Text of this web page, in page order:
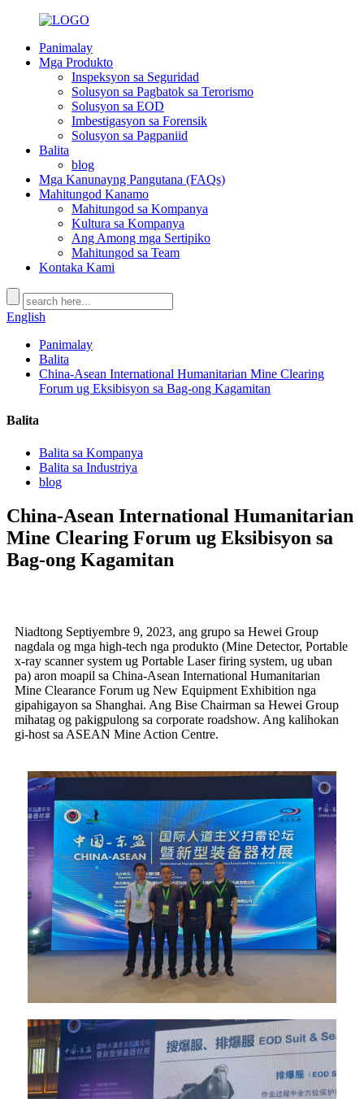
Panimalay
Mga Produkto
Inspeksyon sa Seguridad
Solusyon sa Pagbatok sa Terorismo
Solusyon sa EOD
Imbestigasyon sa Forensik
Solusyon sa Pagpaniid
Balita
blog
Mga Kanunayng Pangutana (FAQs)
Mahitungod Kanamo
Mahitungod sa Kompanya
Kultura sa Kompanya
Ang Among mga Sertipiko
Mahitungod sa Team
Kontaka Kami
English
Panimalay
Balita
China-Asean International Humanitarian Mine Clearing
Forum ug Eksibisyon sa Bag-ong Kagamitan
Balita
Balita sa Kompanya
Balita sa Industriya
blog
China-Asean International Humanitarian
Mine Clearing Forum ug Eksibisyon sa
Bag-ong Kagamitan
Niadtong Septiyembre 9, 2023, ang grupo sa Hewei Group
nagdala og mga high-tech nga produkto (Mine Detector, Portable
x-ray scanner system ug Portable Laser firing system, ug uban
pa) aron moapil sa China-Asean International Humanitarian
Mine Clearance Forum ug New Equipment Exhibition nga
gipahigayon sa Shanghai. Ang Bise Chairman sa Hewei Group
mihatag og pakigpulong sa corporate roadshow. Ang kalihokan
gi-host sa ASEAN Mine Action Centre.